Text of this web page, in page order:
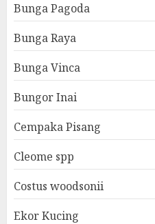
Bunga Pagoda
Bunga Raya
Bunga Vinca
Bungor Inai
Cempaka Pisang
Cleome spp
Costus woodsonii
Ekor Kucing